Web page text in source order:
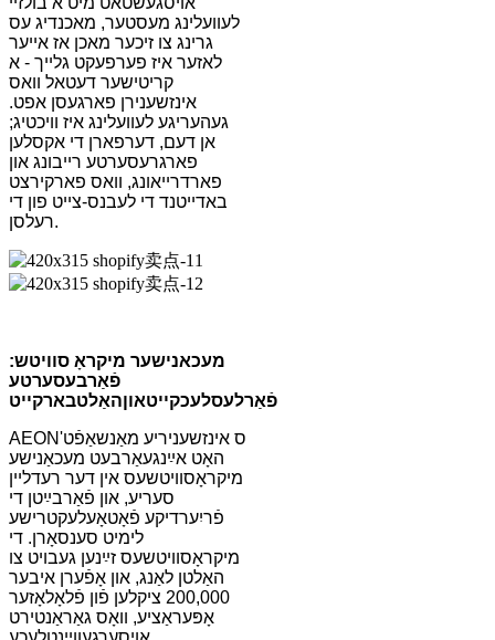
לעוועלינג מעסטער, מאכנדיג עס
גרינג צו זיכער מאכן אז אייער
לאזער איז פערפעקט גלייך - א
קריטישער דעטאל וואס
אינזשענירן פארגעסן אפט.
געהעריגע לעוועלינג איז וויכטיג;
אן דעם, דערפארן די אקסלען
פארגרעסערטע רייבונג און
פארדרייאונג, וואס פארקירצט
באדייטנד די לעבנס-צייט פון די
רעלסן.
מעכאנישער מיקראָ סוויטש:
פֿאַרבעסערטע
פֿאַרלעסלעכקייטאוןהאַלטבארקייט
AEON'ס אינזשעניריע מאַנשאַפֿט
האָט אײַנגעאַרבעט מעכאַנישע
מיקראָסוויטשעס אין דער רעדליין
סעריע, און פֿאַרבײַטן די
פֿריִערדיקע פֿאָטאָעלעקטרישע
לימיט סענסאָרן. די
מיקראָסוויטשעס זײַנען געבויט צו
האַלטן לאַנג, און אָפֿערן איבער
200,000 ציקלען פֿון פֿלאָלאָזער
אָפּעראַציע, וואָס גאַראַנטירט